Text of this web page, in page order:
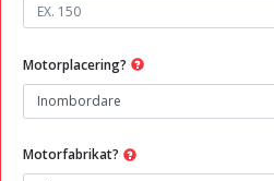
Motorplacering?
Motorfabrikat?